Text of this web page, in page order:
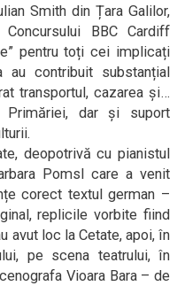
Smith din Țara Galilor,
BBC Cardiff
pentru toți cei implicați
contribuit substanțial
transportul, cazarea și…
dar și suport
deopotrivă cu pianistul
Pomsl care a venit
corect textul german –
replicile vorbite fiind
avut loc la Cetate, apoi, în
pe scena teatrului, în
Vioara Bara – de